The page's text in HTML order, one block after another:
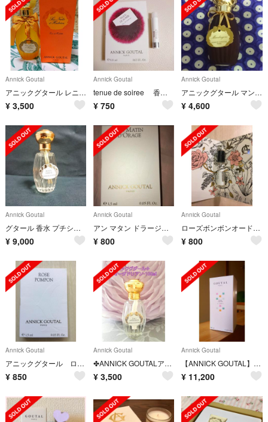
Annick Goutal
アニックグタール レニュイダアドリアン オードトワレ
¥ 3,500
Annick Goutal
tenue de soiree 香水 新品 ANNICKGOUTAL 0.8l
¥ 750
Annick Goutal
アニックグタール マンドラゴール
¥ 4,600
Annick Goutal
グタール 香水 プチシェリー
¥ 9,000
Annick Goutal
アン マタン ドラージュ オードトワレ 1.5ml
¥ 800
Annick Goutal
ローズボンボンオードトワレ 1.5ml
¥ 800
Annick Goutal
アニックグタール ローズ ポンポン オードトワレ1.5ml
¥ 850
Annick Goutal
✤ANNICK GOUTALアニックグタール✤オーダドリアン100㎖
¥ 3,500
Annick Goutal
【ANNICK GOUTAL】グタール シャ ペルシェ
¥ 11,200